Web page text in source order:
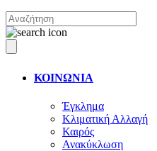
ΚΟΙΝΩΝΙΑ
Έγκλημα
Κλιματική Αλλαγή
Καιρός
Ανακύκλωση